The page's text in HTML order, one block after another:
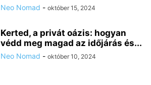
Neo Nomad - október 15, 2024
Kerted, a privát oázis: hogyan
védd meg magad az időjárás és...
Neo Nomad - október 10, 2024